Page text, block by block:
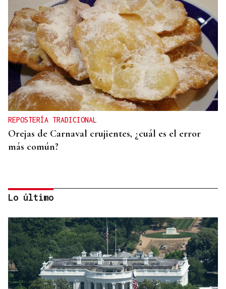
REPOSTERÍA TRADICIONAL
Orejas de Carnaval crujientes, ¿cuál es el error
más común?
Lo último